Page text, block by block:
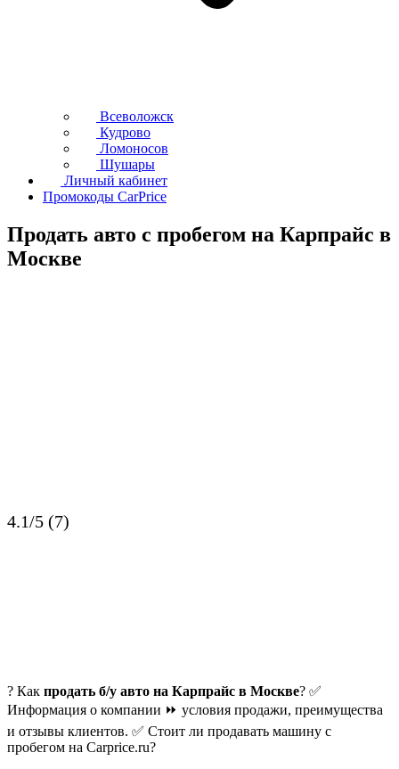
Всеволожск
Кудрово
Ломоносов
Шушары
Личный кабинет
Промокоды CarPrice
Продать авто с пробегом на Карпрайс в
Москве
4.1/5 (7)
? Как продать б/у авто на Карпрайс в Москве? ✅
Информация о компании ⏩ условия продажи, преимущества
и отзывы клиентов. ✅ Стоит ли продавать машину с
пробегом на Carprice.ru?